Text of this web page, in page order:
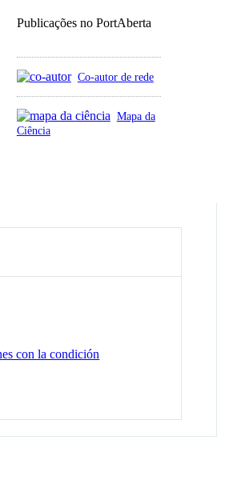
Publicações no PortAberta
Co-autor de rede
Mapa da
Ciência
con la condición